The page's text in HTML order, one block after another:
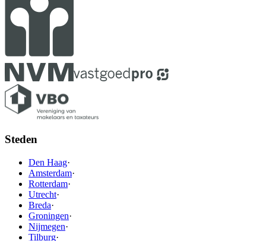
Steden
Den Haag·
Amsterdam·
Rotterdam·
Utrecht·
Breda·
Groningen·
Nijmegen·
Tilburg·